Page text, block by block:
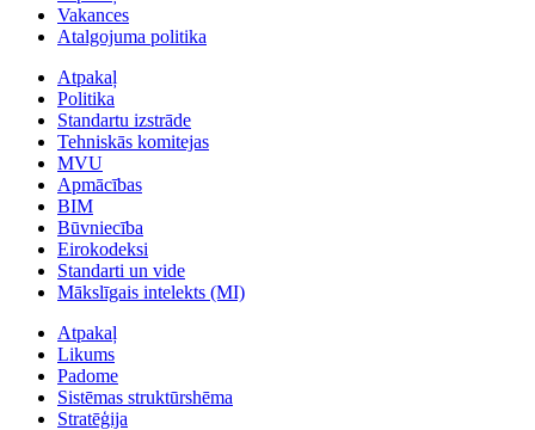
Vakances
Atalgojuma politika
Atpakaļ
Politika
Standartu izstrāde
Tehniskās komitejas
MVU
Apmācības
BIM
Būvniecība
Eirokodeksi
Standarti un vide
Mākslīgais intelekts (MI)
Atpakaļ
Likums
Padome
Sistēmas struktūrshēma
Stratēģija